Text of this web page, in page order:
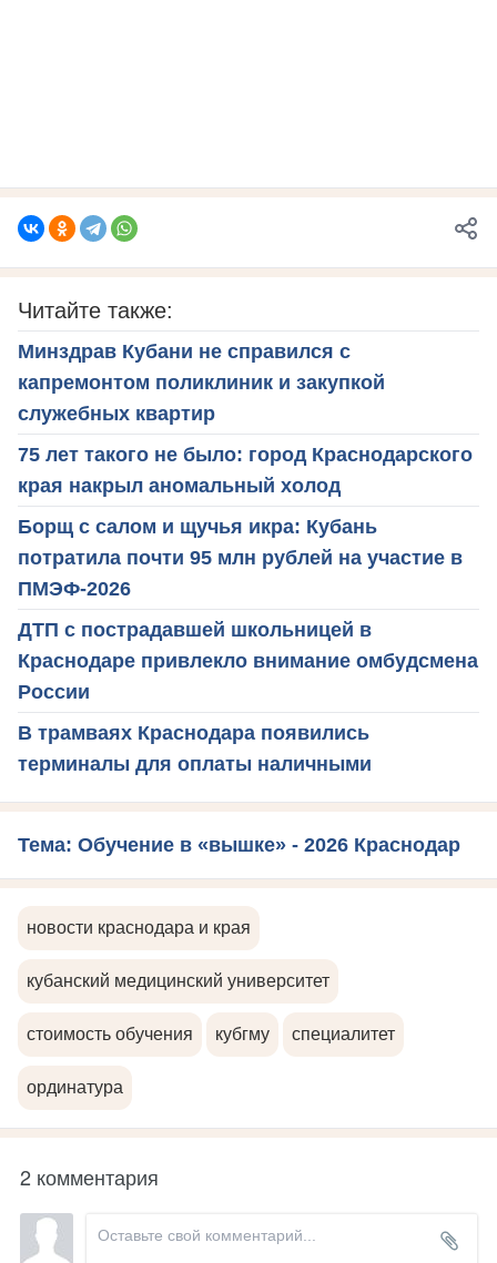
Читайте также:
Минздрав Кубани не справился с
капремонтом поликлиник и закупкой
служебных квартир
75 лет такого не было: город Краснодарского
края накрыл аномальный холод
Борщ с салом и щучья икра: Кубань
потратила почти 95 млн рублей на участие в
ПМЭФ-2026
ДТП с пострадавшей школьницей в
Краснодаре привлекло внимание омбудсмена
России
В трамваях Краснодара появились
терминалы для оплаты наличными
Тема: Обучение в «вышке» - 2026 Краснодар
новости краснодара и края
кубанский медицинский университет
стоимость обучения кубгму специалитет
ординатура
2 комментария